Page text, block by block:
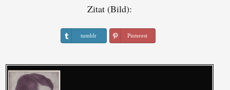
Zitat (Bild):
tumblr Pinterest